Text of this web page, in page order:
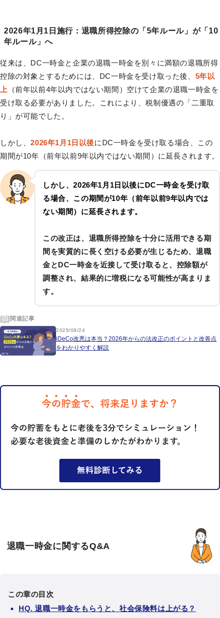
2026年1月1日施行：退職所得控除の「5年ルール」が「10
年ルール」へ
従来は、DC一時金と企業の退職一時金を別々に満額の退職所得
控除の対象とするためには、DC一時金を受け取った後、 5年以
上 （前年以前4年以内ではない期間）空けて企業の退職一時金を
受け取る必要がありました。これにより、税制優遇の「二重取
り」が可能でした。
しかし、2026年1月1日以後にDC一時金を受け取る場合、この
期間が10年（前年以前9年以内ではない期間）に延長されます。
しかし、2026年1月1日 以後にDC一時金を受け取
る場合、この期間が10年 （前年以前9年以内では
ない期間）に延長されます。
この改正は、退職所得控除を十分に活用できる期
間を実質的に長く空ける必要が生じるため、退職
金とDC一時金を近接して受け取ると、控除額が
調整され、結果的に増税になる可能性が高まりま
す。
関連記事
2025/09/24
iDeCo改悪は本当？2026年からの法改正のポイントと改善点
をわかりやすく解説
退職一時金に関するQ&A
この章の目次
HQ. 退職一時金をもらうと、社会保険料は上がる？